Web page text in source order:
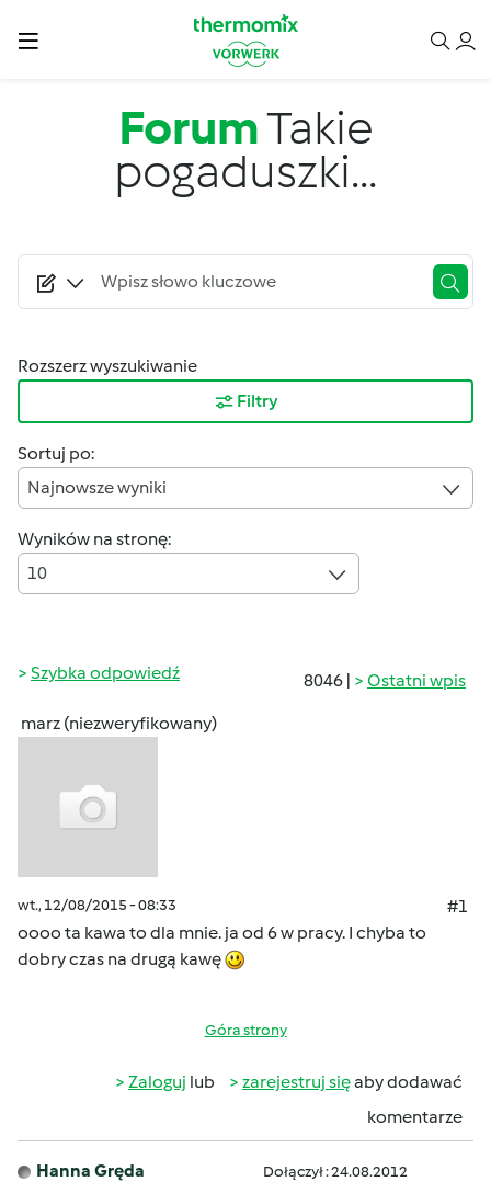
ForumTakie
pogaduszki...
Rozszerz wyszukiwanie
Filtry
Sortuj po:
Najnowsze wyniki
Wyników na stronę:
10
8046 | Ostatni wpis
Szybka odpowiedź
marz (niezweryfikowany)
wt., 12/08/2015 - 08:33
#1
oooo ta kawa to dla mnie. ja od 6 w pracy. I chyba to
dobry czas na drugą kawę
Góra strony
Zaloguj lub zarejestruj sięaby dodawać
komentarze
Hanna Gręda Dołączył : 24.08.2012